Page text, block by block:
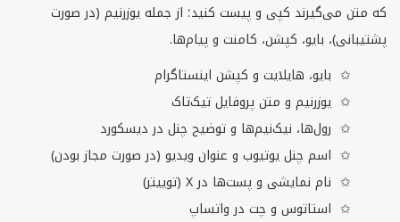
که متن می‌گیرند کپی و پیست کنید؛ از جمله یوزرنیم (در صورت
پشتیبانی)، بایو، کپشن، کامنت و پیام‌ها.
بایو، هایلایت و کپشن اینستاگرام
یوزرنیم و متن پروفایل تیک‌تاک
رول‌ها، نیک‌نیم‌ها و توضیح چنل در دیسکورد
اسم چنل یوتیوب و عنوان ویدیو (در صورت مجاز بودن)
نام نمایشی و پست‌ها درX (توییتر)
استاتوس و چت در واتساپ